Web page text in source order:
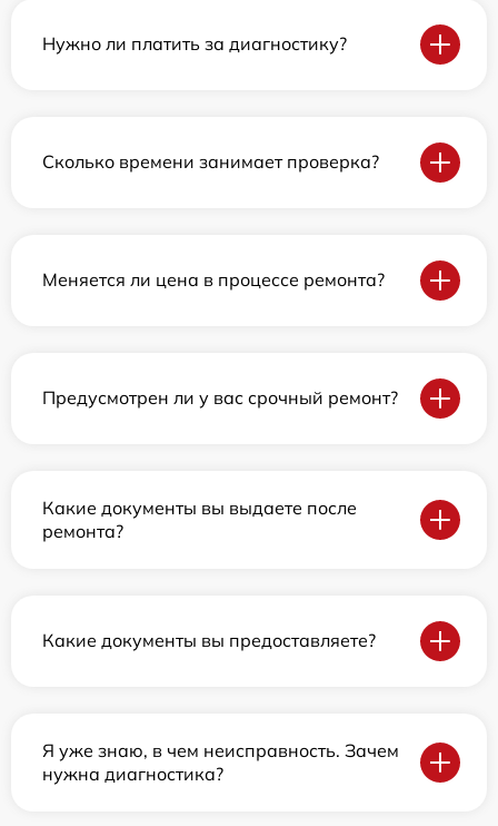
Нужно ли платить за диагностику?
Сколько времени занимает проверка?
Меняется ли цена в процессе ремонта?
Предусмотрен ли у вас срочный ремонт?
Какие документы вы выдаете после
ремонта?
Какие документы вы предоставляете?
Я уже знаю, в чем неисправность. Зачем
нужна диагностика?